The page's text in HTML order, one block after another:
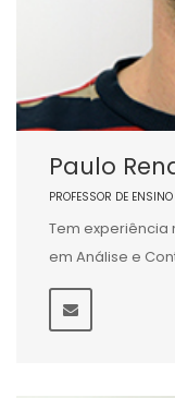
Paulo
PROFESSOR DE
Tem experiência
em Análise e